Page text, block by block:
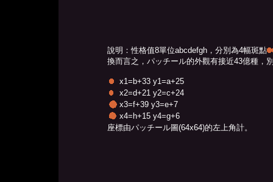
說明：性格值8單位abcdefgh，分別為4幅斑點
換而言之，パッチール的外觀有接近43億種，
x1=b+33 y1=a+25
x2=d+21 y2=c+24
x3=f+39 y3=e+7
x4=h+15 y4=g+6
座標由パッチール圖(64x64)的左上角計。